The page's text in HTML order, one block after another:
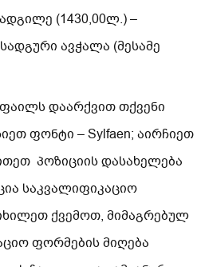
(1430,00ლ.) –
ავჭალა (მესამე
დაარქვით თქვენი
ფონტი – Sylfaen; აირჩიეთ
პოზიციის დასახელება
საკვალიფიკაციო
ქვემოთ, მიმაგრებულ
ფორმების მიღება